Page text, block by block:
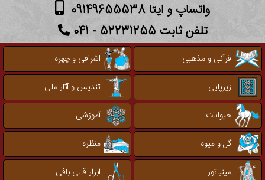
واتساپ و ایتا 09149655538
تلفن ثابت 52231255 - 041
قرآنی و مذهبی
اشرافی و چهره
زیرپایی
تندیس و آثار ملی
حیوانات
آموزشی
گل و میوه
منظره
مینیاتور
ابزار قالی بافی